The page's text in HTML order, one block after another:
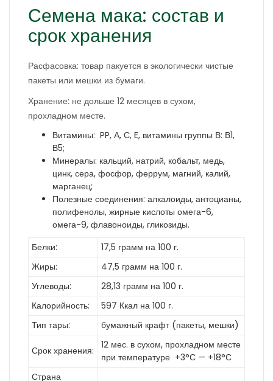
Семена мака: состав и
срок хранения
Расфасовка: товар пакуется в экологически чистые
пакеты или мешки из бумаги.
Хранение: не дольше 12 месяцев в сухом,
прохладном месте.
Витамины: PP, А, С, E, витамины группы В: В1,
В5;
Минералы: кальций, натрий, кобальт, медь,
цинк, сера, фосфор, феррум, магний, калий,
марганец;
Полезные соединения: алкалоиды, антоцианы,
полифенолы, жирные кислоты омега-6,
омега-9, флавоноиды, гликозиды.
Белки:
17,5 грамм на 100 г.
Жиры:
47,5 грамм на 100 г.
Углеводы:
28,13 грамм на 100 г.
Калорийность:
597 Ккал на 100 г.
Тип тары:
бумажный крафт (пакеты, мешки)
Срок хранения:
12 мес. в сухом, прохладном месте
при температуре +3°С — +18°С
Страна